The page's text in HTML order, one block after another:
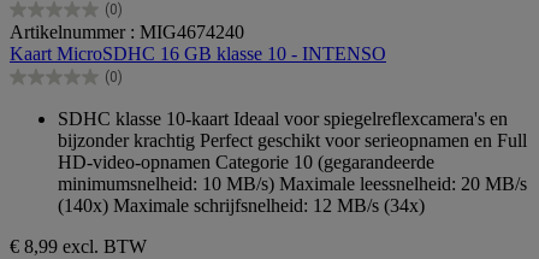
(0)
0.0
van
de
5
Artikelnummer : MIG4674240
Kaart MicroSDHC 16 GB klasse 10 - INTENSO
(0)
0.0
sterren.
SDHC klasse 10-kaart Ideaal voor spiegelreflexcamera's en
bijzonder krachtig Perfect geschikt voor serieopnamen en Full
HD-video-opnamen Categorie 10 (gegarandeerde
minimumsnelheid: 10 MB/s) Maximale leessnelheid: 20 MB/s
(140x) Maximale schrijfsnelheid: 12 MB/s (34x)
€ 8,99 excl. BTW